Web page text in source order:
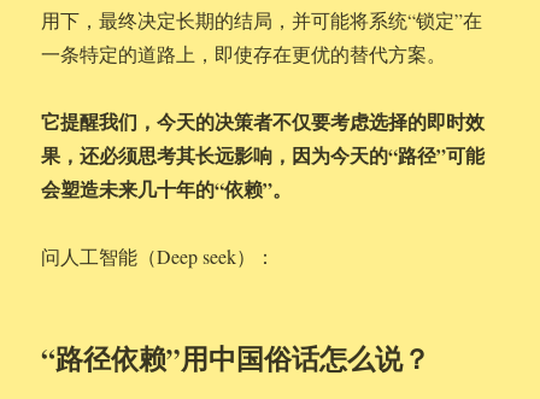
用下，最终决定长期的结局，并可能将系统“锁定”在
一条特定的道路上，即使存在更优的替代方案。
它提醒我们，今天的决策者不仅要考虑选择的即时效
果，还必须思考其长远影响，因为今天的“路径”可能
会塑造未来几十年的“依赖”。
问人工智能（Deep seek）：
“路径依赖”用中国俗话怎么说？